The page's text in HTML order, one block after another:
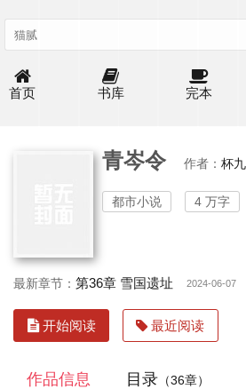
首页 书库 完本
青岑令 作者： 杯
都市小说 4 万字
最新章节： 第36章 雪国遗址 2024-06-07
开始阅读 最近阅读
作品信息 目录 （36章）